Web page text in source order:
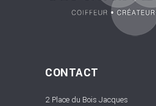
CONTACT
2 Place du Bois Jacques